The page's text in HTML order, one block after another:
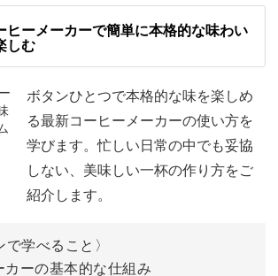
について
特長
抽出方法 02:51
使用するサーバー 04:11
04:50
スをする
ヒーメーカーで簡単に本格的な味わい
しむ
ボタンひとつで本格的な味を楽しめ
る最新コーヒーメーカーの使い方を
学びます。忙しい日常の中でも妥協
しない、美味しい一杯の作り方をご
紹介します。
で学べること〉
ーの基本的な仕組み